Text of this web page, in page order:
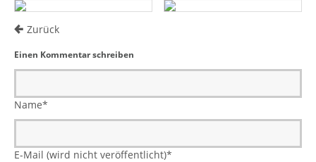
Zurück
Einen Kommentar schreiben
Name*
E-Mail (wird nicht veröffentlicht)*